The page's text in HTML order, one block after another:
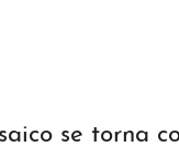
se torna